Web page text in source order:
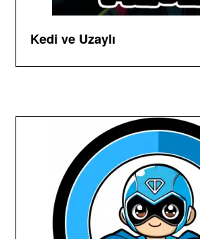
Kedi ve Uzaylı